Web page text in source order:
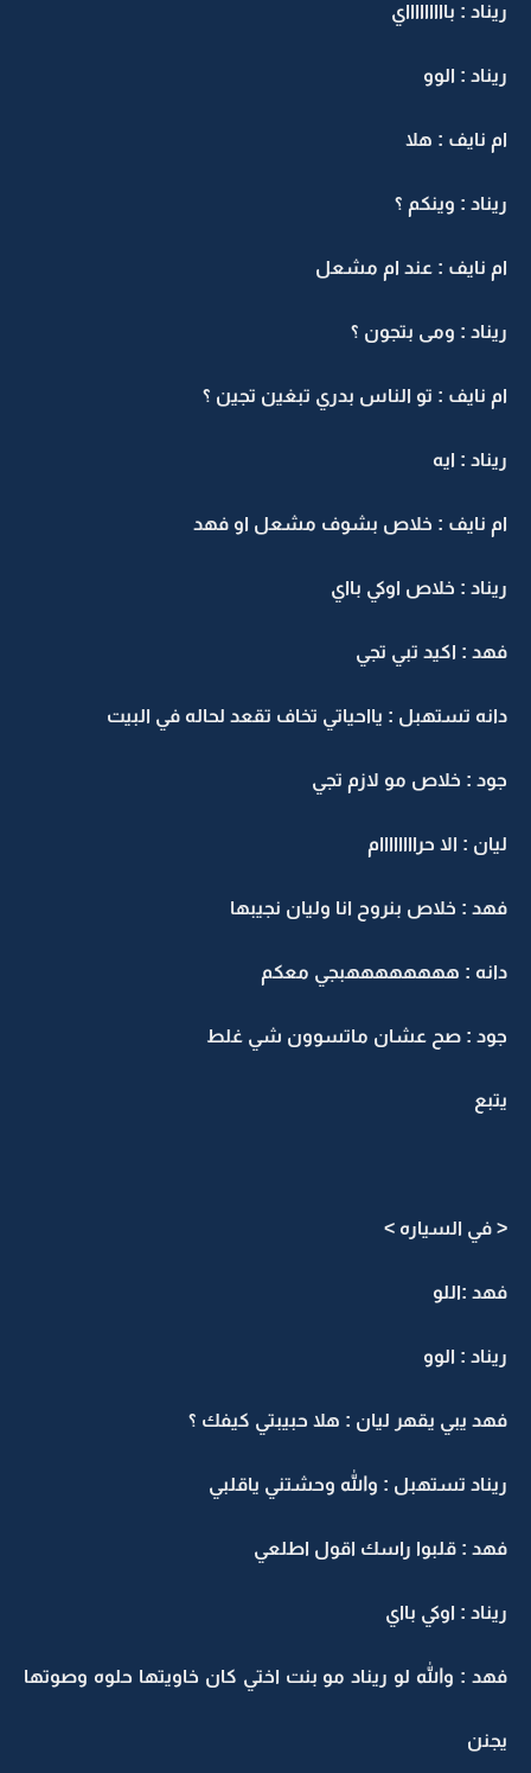
ريناد : باااااااااي
ريناد : الوو
ام نايف : هلا
ريناد : وينكم ؟
ام نايف : عند ام مشعل
ريناد : ومى بتجون ؟
ام نايف : تو الناس بدري تبغين تجين ؟
ريناد : ايه
ام نايف : خلاص بشوف مشعل او فهد
ريناد : خلاص اوكي بااي
فهد : اكيد تبي تجي
دانه تستهبل : يااحياتي تخاف تقعد لحاله في البيت
جود : خلاص مو لازم تجي
ليان : الا حراااااااام
فهد : خلاص بنروح انا وليان نجيبها
دانه : ههههههههبجي معكم
جود : صح عشان ماتسوون شي غلط
يتبع
< في السياره >
فهد :اللو
ريناد : الوو
فهد يبي يقهر ليان : هلا حبيبتي كيفك ؟
ريناد تستهبل : والله وحشتني ياقلبي
فهد : قلبوا راسك اقول اطلعي
ريناد : اوكي بااي
فهد : والله لو ريناد مو بنت اختي كان خاويتها حلوه وصوتها
يجنن